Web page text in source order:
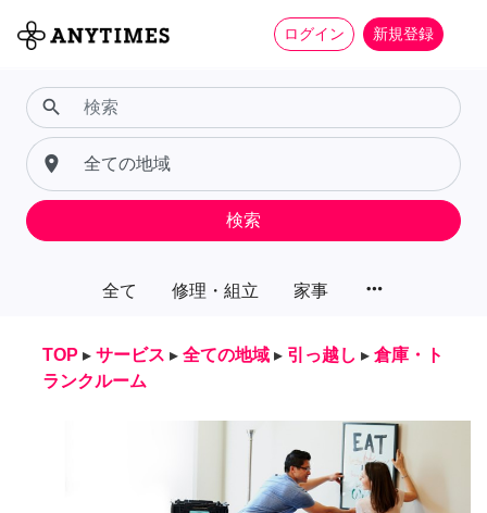
ログイン 新規登録
全て 修理・組立 家事 more_horiz
search
place
検索
TOP ▸ サービス ▸ 全ての地域 ▸ 引っ越し ▸ 倉庫・ト
ランクルーム